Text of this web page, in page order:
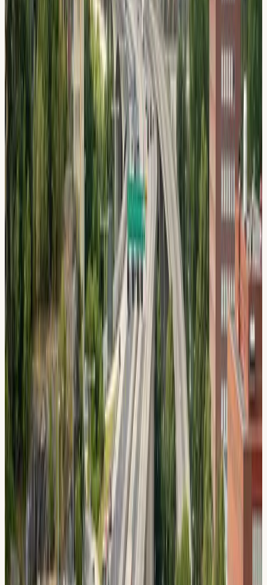
promenad till Ebba Bååts väg. Lokalen i Flemingsberg
välutrustad med moderna bilar och god tillgång till körvägar
som förbereder dig inför uppkörningen. Oavsett om du är
nybörjare eller vill ta körkort snabbt med intensivkurs, har vi
rätt upplägg för dig i
Huddinge
Din lokal
Din Körskola Flemingsberg
Ebba Bååts väg 23, 141 51 Huddinge
Hitta hit:
Pendeltåg till Flemingsberg, sedan några
minuters promenad till Ebba Bååts väg.
4,8 / 5 på Google (567 recensioner)
Grundades 2009
3 lokaler i Stockholm
STR Guldmedlem
Lokal körguide
Att köra i Huddinge
Huddinge är en av Stockholms största kommuner och
erbjuder en av regionens mest kompletta övningsmiljöer.
Här finns allt en blivande förare behöver möta:
Huddingevägen (väg 226) som pulserar av pendlingstrafik
morgon och kväll, lugna villagator i Fullersta och Snättringe,
samt tät centrumtrafik kring Huddinge station och
Kommunalvägen.
Under lektionerna utgår vi från vår lokal i Flemingsberg och
bygger successivt upp svårighetsgraden. Tidiga pass körs
ofta i bostadsområdena kring Sjödalen, där hastigheterna
är låga och korsningarna överskådliga. Därefter tränar vi
Huddingevägens rondeller och signalkorsningar, där du lär